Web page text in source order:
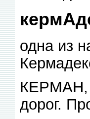
одна из
КЕРМАН,
дорог.